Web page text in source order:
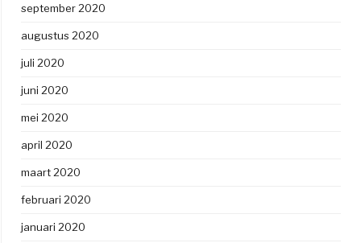
september 2020
augustus 2020
juli 2020
juni 2020
mei 2020
april 2020
maart 2020
februari 2020
januari 2020